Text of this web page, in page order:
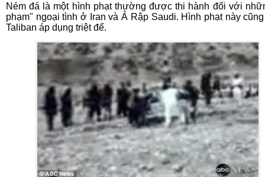
Ném đá là một hình phạt thường được thi hành đối với
phạm" ngoại tình ở Iran và Ả Rập Saudi. Hình phạt này
Taliban áp dụng triệt để.